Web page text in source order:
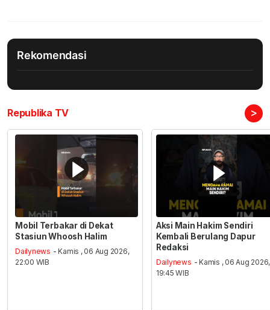
Rekomendasi
Republika TV >
Mobil Terbakar di Dekat
Stasiun Whoosh Halim
Dailynews - Kamis , 06 Aug 2026,
22:00 WIB
Aksi Main Hakim Sendiri
Kembali Berulang Dapur
Redaksi
Dailynews - Kamis , 06 Aug 2026,
19:45 WIB